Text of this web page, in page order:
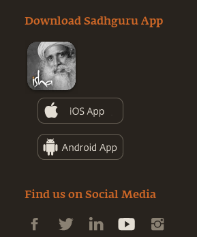
Download Sadhguru App
Find us on Social Media